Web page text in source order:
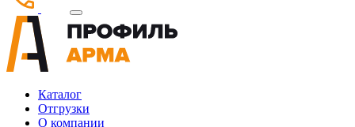
Каталог
Отгрузки
О компании